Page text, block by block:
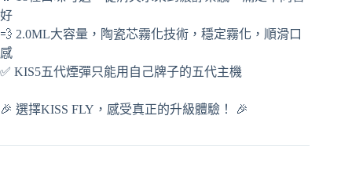
好
💨 2.0ML大容量，陶瓷芯霧化技術，穩定霧化，順滑口
感
✅ KIS5五代煙彈只能用自己牌子的五代主機
🎉 選擇KISS FLY，感受真正的升級體驗！ 🎉